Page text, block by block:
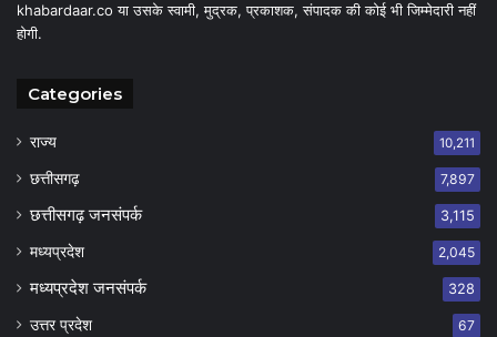
khabardaar.co या उसके स्वामी, मुद्रक, प्रकाशक, संपादक की कोई भी जिम्मेदारी नहीं
होगी.
Categories
राज्य 10,211
छत्तीसगढ़ 7,897
छत्तीसगढ़ जनसंपर्क 3,115
मध्यप्रदेश 2,045
मध्यप्रदेश जनसंपर्क 328
उत्तर प्रदेश 67